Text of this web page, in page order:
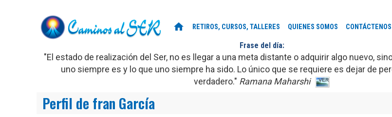
home RETIROS, CURSOS, TALLERES QUIENES SOMOS CONTÁCTENOS
Frase del día:
"El estado de realización del Ser, no es llegar a una meta distante o adquirir algo nuevo,
uno siempre es y lo que uno siempre ha sido. Lo único que se requiere es dejar de
verdadero." Ramana Maharshi
Perfil de fran García